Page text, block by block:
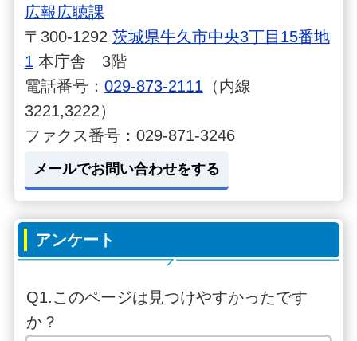
広報広聴課
〒300-1292 茨城県牛久市中央3丁目15番地
1 本庁舎 3階
電話番号： 029-873-2111 （内線
3221,3222）
ファクス番号：029-871-3246
メールでお問い合わせをする
アンケート
Q1.このページは見つけやすかったです
か？